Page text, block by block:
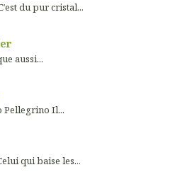
du pur cristal...
aussi...
Pellegrino Il...
qui baise les...